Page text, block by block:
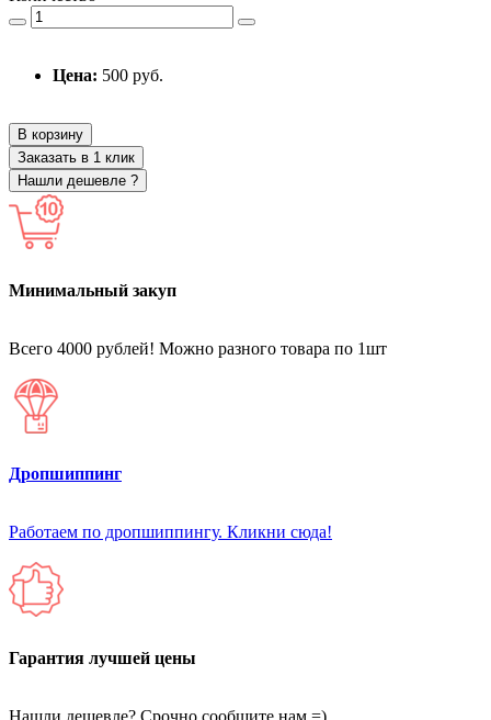
Цена: 500 руб.
В корзину
Заказать в 1 клик
Нашли дешевле ?
Минимальный закуп
Всего 4000 рублей! Можно разного товара по 1шт
Дропшиппинг
Работаем по дропшиппингу. Кликни сюда!
Гарантия лучшей цены
Нашли дешевле? Срочно сообщите нам =)